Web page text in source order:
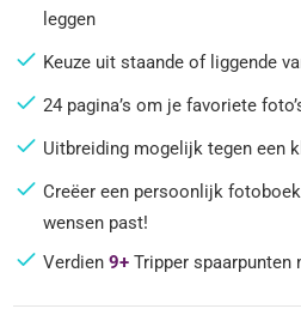
leggen
Keuze uit staande of liggende
24 pagina’s om je favoriete
Uitbreiding mogelijk tegen een
Creëer een persoonlijk
wensen past!
Verdien9+ Tripper spaarpunten